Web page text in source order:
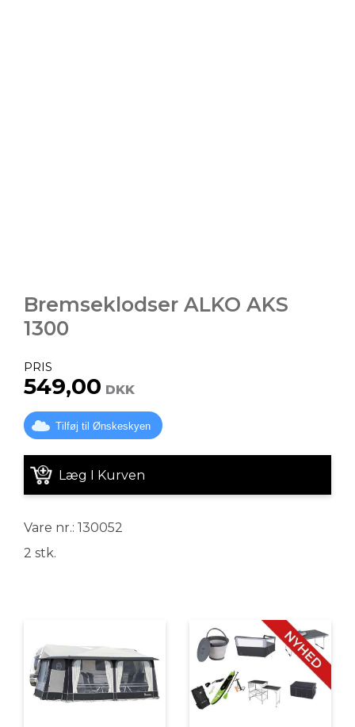
Bremseklodser ALKO AKS
1300
PRIS
549,00 DKK
Tilføj til Ønskeskyen
Læg I Kurven
Vare nr.: 130052
2 stk.